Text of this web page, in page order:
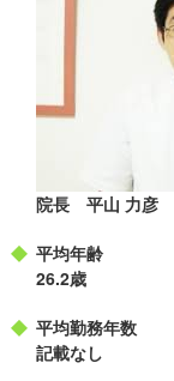
院長 平山 力彦
平均年齢
26.2歳
平均勤務年数
記載なし